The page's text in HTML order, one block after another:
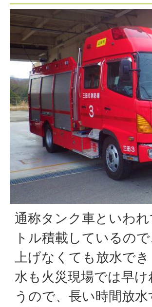
通称タンク車といわ
トル積載しているの
上げなくても放水で
水も火災現場では早
うので、長い時間放